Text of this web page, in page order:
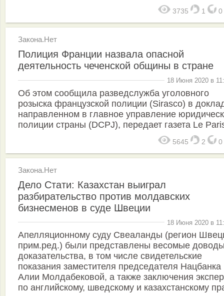
3735 1 0
Закона.Нет
Полиция Франции назвала опасной
деятельность чеченской общины в стране
18 Июня 2020 в
Об этом сообщила разведслужба уголовного
розыска французской полиции (Sirasco) в
направленном в главное управление
полиции страны (DCPJ), передает газета Le
5645 2 0
Закона.Нет
Дело Стати: Казахстан выиграл
разбирательство против молдавских
бизнесменов в суде Швеции
18 Июня 2020 в
Апелляционному суду Свеаланды (регион
прим.ред.) были представлены весомые
доказательства, в том числе свидетельские
показания заместителя председателя Нацбанка
Алии Молдабековой, а также заключения
по английскому, шведскому и казахстанскому